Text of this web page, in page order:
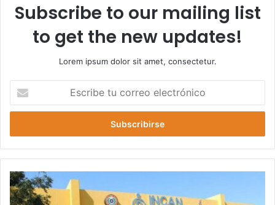
Subscribe to our mailing list
to get the new updates!
Lorem ipsum dolor sit amet, consectetur.
correo